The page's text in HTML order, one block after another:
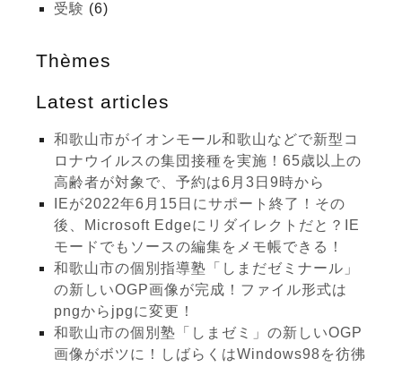
受験 (6)
Thèmes
Latest articles
和歌山市がイオンモール和歌山などで新型コ
ロナウイルスの集団接種を実施！65歳以上の
高齢者が対象で、予約は6月3日9時から
後、Microsoft Edgeにリダイレクトだと？IE
モードでもソースの編集をメモ帳できる！
和歌山市の個別指導塾「しまだゼミナール」
の新しいOGP画像が完成！ファイル形式は
pngからjpgに変更！
和歌山市の個別塾「しまゼミ」の新しいOGP
画像がボツに！しばらくはWindows98を彷彿